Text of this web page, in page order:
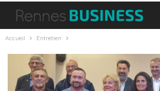
Accueil Entretien